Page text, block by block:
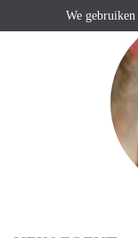
We gebruiken